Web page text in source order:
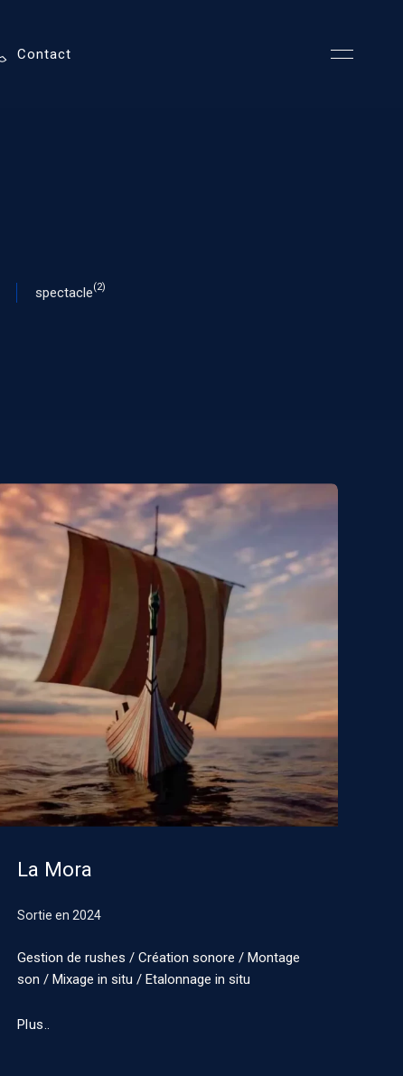
Contact
spectacle(2)
La Mora
Sortie en 2024
Gestion de rushes / Création sonore / Montage
son / Mixage in situ / Etalonnage in situ
Plus..